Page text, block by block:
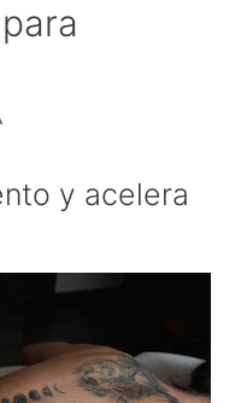
y acelera